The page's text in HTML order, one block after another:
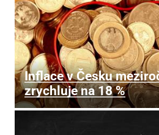
Inflace v Česku
zrychluje na 18 %